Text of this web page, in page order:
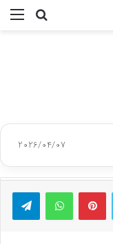
جستجو
2026/04/07
توییتر پینتریستواتس آپ